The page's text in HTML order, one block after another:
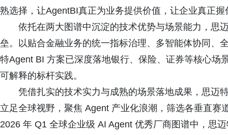
熟选择，让AgentBI真正为业务提供价值，让企业真正
依托在两大图谱中沉淀的技术优势与场景能力，思
垒。以贴合金融业务的统一指标治理、多智能体协同、
特Agent BI 方案已深度落地银行、保险、证券等核心场
可解释的标杆实践。
凭借扎实的技术实力与成熟的场景落地成果，思迈
立足全球视野，聚焦 Agent 产业化浪潮，筛选各垂直
2026 年 Q1 全球企业级 AI Agent 优秀厂商图谱中，思